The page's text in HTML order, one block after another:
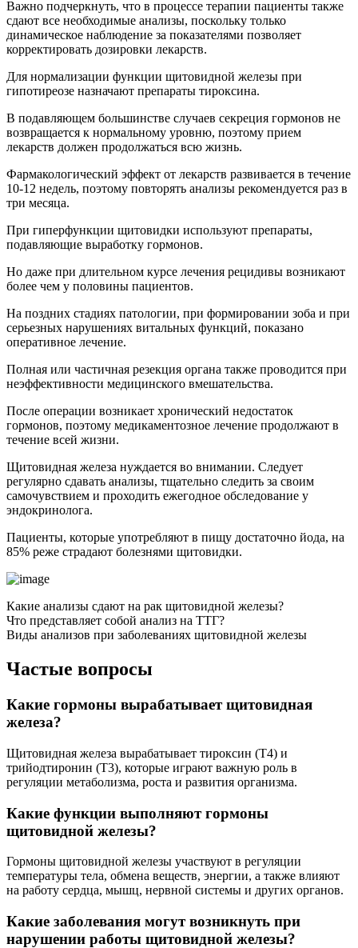
Важно подчеркнуть, что в процессе терапии пациенты также
сдают все необходимые анализы, поскольку только
динамическое наблюдение за показателями позволяет
корректировать дозировки лекарств.
Для нормализации функции щитовидной железы при
гипотиреозе назначают препараты тироксина.
В подавляющем большинстве случаев секреция гормонов не
возвращается к нормальному уровню, поэтому прием
лекарств должен продолжаться всю жизнь.
Фармакологический эффект от лекарств развивается в течение
10-12 недель, поэтому повторять анализы рекомендуется раз в
три месяца.
При гиперфункции щитовидки используют препараты,
подавляющие выработку гормонов.
Но даже при длительном курсе лечения рецидивы возникают
более чем у половины пациентов.
На поздних стадиях патологии, при формировании зоба и при
серьезных нарушениях витальных функций, показано
оперативное лечение.
Полная или частичная резекция органа также проводится при
неэффективности медицинского вмешательства.
После операции возникает хронический недостаток
гормонов, поэтому медикаментозное лечение продолжают в
течение всей жизни.
Щитовидная железа нуждается во внимании. Следует
регулярно сдавать анализы, тщательно следить за своим
самочувствием и проходить ежегодное обследование у
эндокринолога.
Пациенты, которые употребляют в пищу достаточно йода, на
85% реже страдают болезнями щитовидки.
Какие анализы сдают на рак щитовидной железы?
Что представляет собой анализ на ТТГ?
Виды анализов при заболеваниях щитовидной железы
Частые вопросы
Какие гормоны вырабатывает щитовидная
железа?
Щитовидная железа вырабатывает тироксин (T4) и
трийодтиронин (T3), которые играют важную роль в
регуляции метаболизма, роста и развития организма.
Какие функции выполняют гормоны
щитовидной железы?
Гормоны щитовидной железы участвуют в регуляции
температуры тела, обмена веществ, энергии, а также влияют
на работу сердца, мышц, нервной системы и других органов.
Какие заболевания могут возникнуть при
нарушении работы щитовидной железы?